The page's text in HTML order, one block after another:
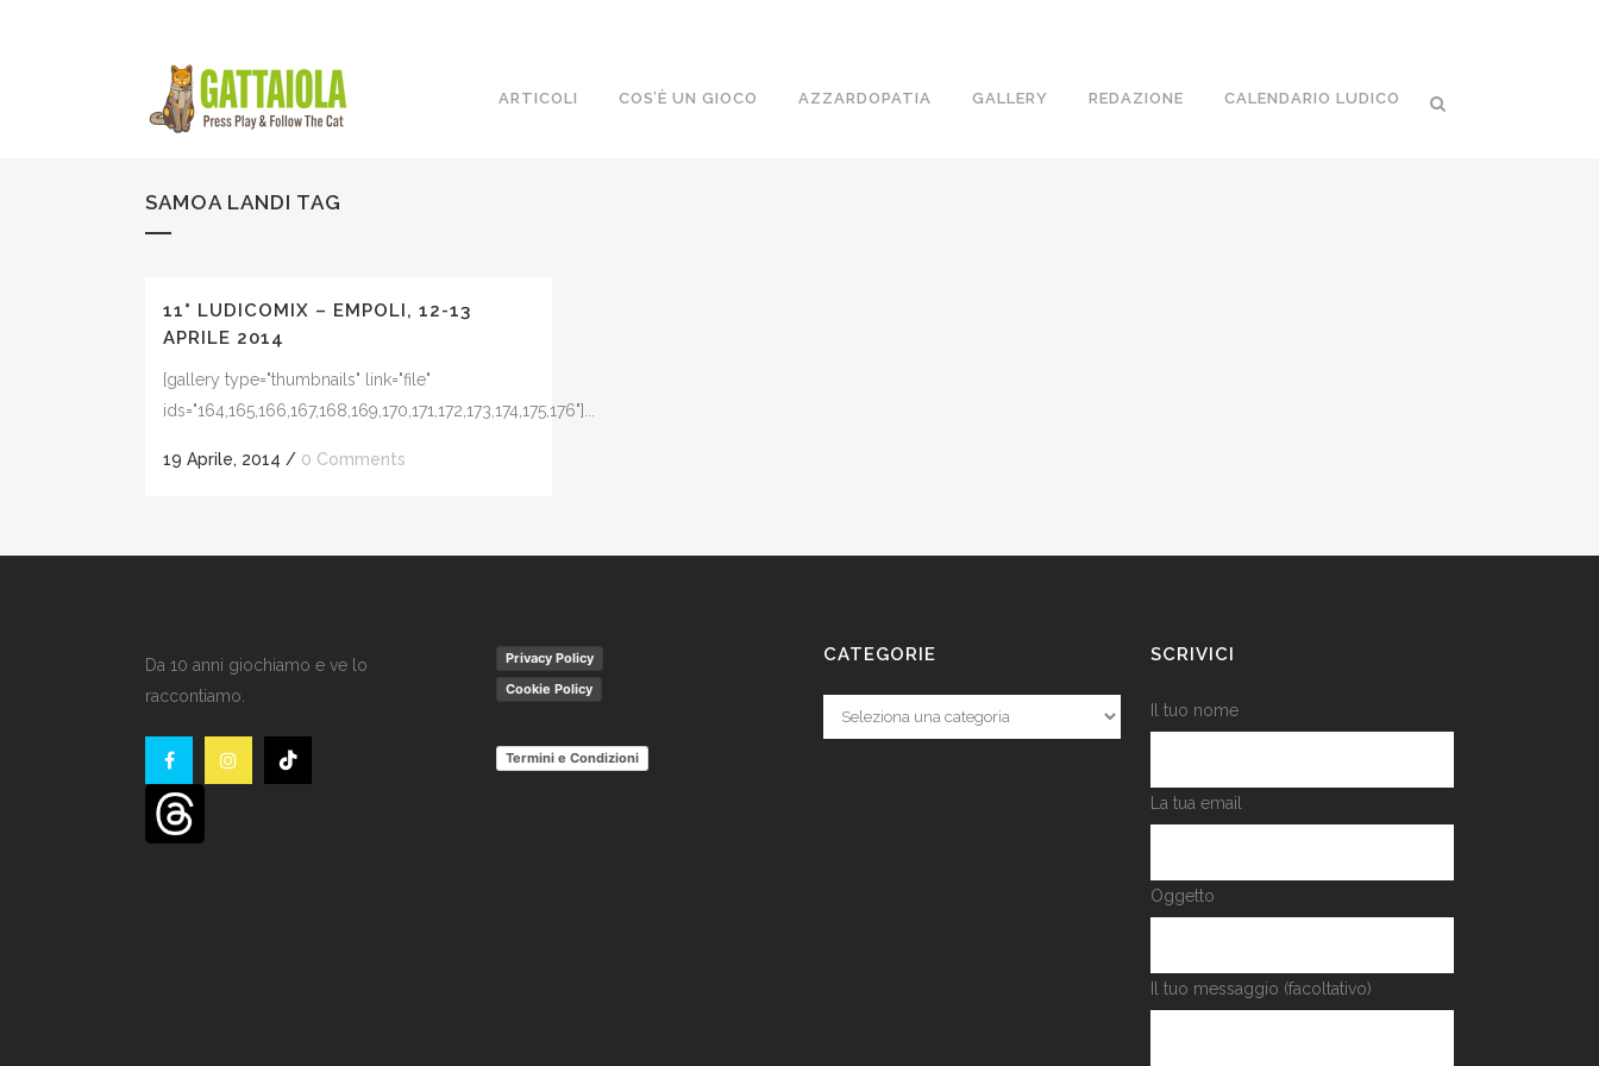
ARTICOLI COS’È UN GIOCO AZZARDOPATIA GALLERY REDAZIONE CALENDARIO LUDICO
SAMOA LANDI TAG
11° LUDICOMIX – EMPOLI, 12-13
APRILE 2014
[gallery type="thumbnails" link="file"
ids="164,165,166,167,168,169,170,171,172,173,174,175,176"]...
19 Aprile, 2014 / 0 Comments
Da 10 anni giochiamo e ve lo
raccontiamo.
Privacy Policy
Cookie Policy
Termini e Condizioni
CATEGORIE
Categorie
SCRIVICI
Il tuo nome
La tua email
Oggetto
Il tuo messaggio (facoltativo)